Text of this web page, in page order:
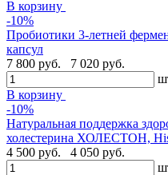
В корзину
-10%
Пробиотики 3-летней
капсул
7 800 руб.
7 020 руб.
В корзину
-10%
Натуральная поддержка
холестерина ХОЛЕСТОН,
4 500 руб.
4 050 руб.